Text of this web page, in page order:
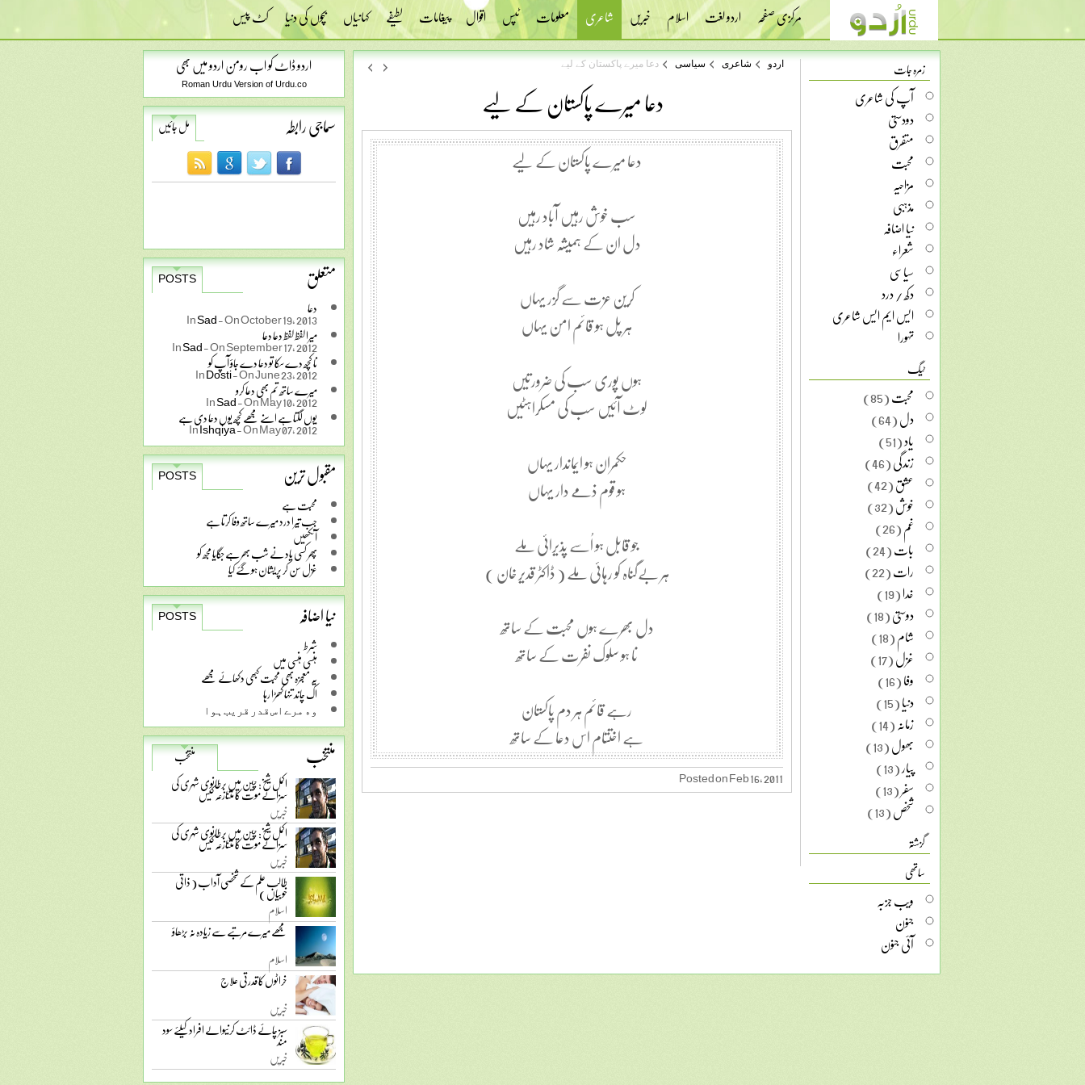
مرکزی صفحہ اردو لغت اسلام خبریں شاعری معلومات ٹپس اقوال پیغامات لطیفے کہانیاں بچوں کی دنیا کٹ پیس
اردو ڈاٹ کو اب رومن اردو میں بھی
Roman Urdu Version of Urdu.co
سماجی رابطہ مل جائیں
متعلق
POSTS
دعا
InSad-On October 19, 2013
میرا لفظ لفظ دعا دعا InSad-On September 17, 2012
نا کچھ دے سکا تو دعا دے جاؤ آپ کوInDosti-On June 23, 2012
میرے ساتھ تم بھی دعا کرو InSad-On May 10, 2012
یوں لگتا ہے اسنے مجھے کچھ یوں دعا دی ہے
InIshqiya-On May 07, 2012
مقبول ترین
POSTS
محبت ہے
جب تیرا درد میرے ساتھ وفا کرتا ہے
آنکھیں
پھر کسی یاد نے شب بھر ہے جگایا مجھ کو
غزل سن کر پریشان ہو گئے کیا
نیا اضافہ
POSTS
شرط
ہنسی ہنسی میں
یہ معجزہ بھی محبت کبھی دکھائے مجھے
اک چاند تنہا کھڑا رہا
ﻭﮦ ﻣﺮﮮ ﺍﺱ ﻗﺪﺭ ﻗﺮﯾﺐ ﮨﻮﺍ
منتخب
منتخب
اکمل شیخ: چین میں برطانوی شہری کی
سزائے موت کا متنازعہ کیس
خبریں
اکمل شیخ: چین میں برطانوی شہری کی
سزائے موت کا متنازعہ کیس
خبریں
طالب علم کے شخصی آداب ( ذاتی
خوبیاں )
اسلام
مجھے میرے مرتبے سے زیادہ نہ بڑھاؤ
اسلام
خراٹوں کا قدرتی علاج
خبریں
سبز چائے ڈائٹ کرنیوالے افراد کیلئے سود
مند
خبریں
اردو شاعری سیاسی دعا میرے پاکستان کے لیے
دعا میرے پاکستان کے لیے
دعا میرے پاکستان کے لیے
سب خوش رہیں آباد رہیں
دل ان کے ہمیشہ شاد رہیں
کرین عزت سے گزر یہاں
ہر پل ہو قائم امن یہاں
ہوں پوری سب کی ضرورتیں
لوٹ آئیں سب کی مسکراہٹیں
حکمران ہو ایماندار یہاں
ہو قوم ذمے دار یہاں
جو قابل ہو اُسے پذیرائی ملے
ہر بےگناہ کو رہائی ملے ( ڈاکٹر قدیر خان )
دل بھرے ہوں محبت کے ساتھ
نا ہو سلوک نفرت کے ساتھ
رہے قائم ہر دم پاکستان
ہے اختتام اس دعا کے ساتھ
Posted on Feb 16, 2011
زمرہ جات
آپ کی شاعری
دودستی
متفرق
محبت
مزاحیہ
مذہبی
نیا اضافہ
شعراء
سیاسی
دکھ / درد
ایس ایم ایس شاعری
تہورا
ٹیگ
محبت(85)
دل(64)
یاد(51)
زندگی(46)
عشق(42)
خوش(32)
غم(26)
بات(24)
رات(22)
خدا(19)
دوستی(18)
شام(18)
غزل(17)
وفا(16)
دنیا(15)
زمانہ(14)
بھول(13)
پیار(13)
سفر(13)
شخص(13)
گزشتہ
ساتھی
ویب جزبہ
جنون
آئی جنون